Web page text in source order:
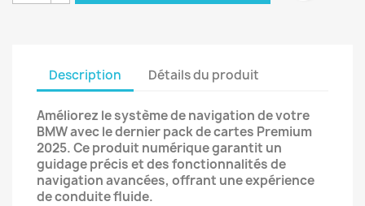
Description Détails du produit
Améliorez le système de navigation de votre
BMW avec le dernier pack de cartes Premium
2025. Ce produit numérique garantit un
guidage précis et des fonctionnalités de
navigation avancées, offrant une expérience
de conduite fluide.